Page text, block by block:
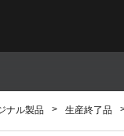
ナル製品 生産終了品